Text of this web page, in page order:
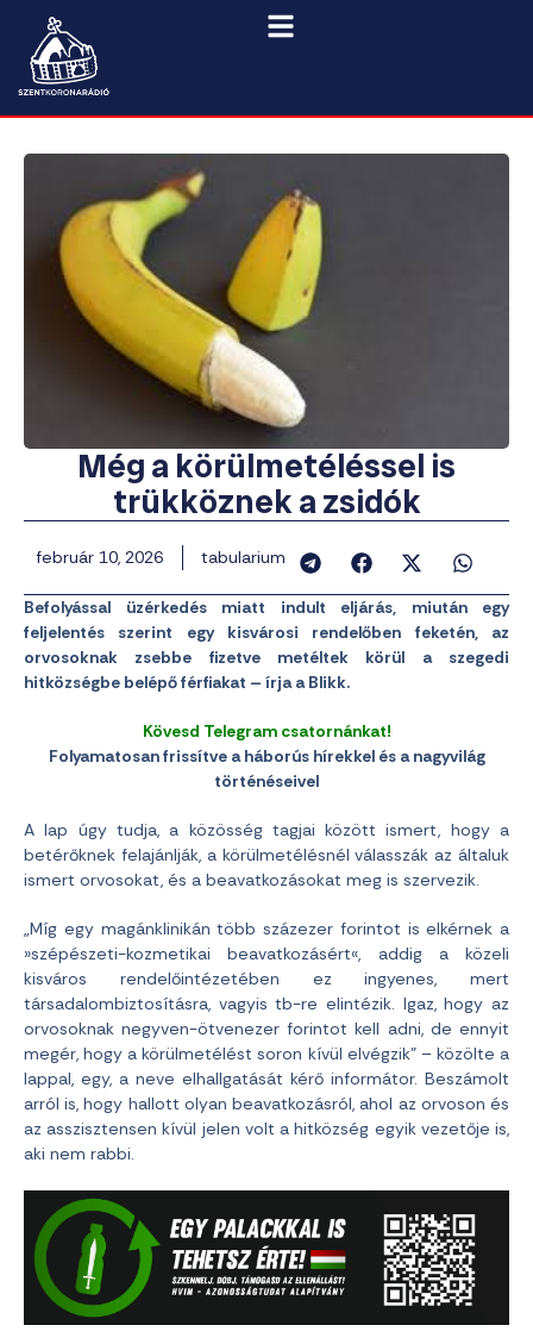
Még a körülmetéléssel is
trükköznek a zsidók
február 10, 2026 tabularium
Befolyással üzérkedés miatt indult eljárás, miután egy
feljelentés szerint egy kisvárosi rendelőben feketén, az
orvosoknak zsebbe fizetve metéltek körül a szegedi
hitközségbe belépő férfiakat – írja a Blikk.
Kövesd Telegram csatornánkat!
Folyamatosan frissítve a háborús hírekkel és a nagyvilág
történéseivel
A lap úgy tudja, a közösség tagjai között ismert, hogy a
betérőknek felajánlják, a körülmetélésnél válasszák az általuk
ismert orvosokat, és a beavatkozásokat meg is szervezik.
„Míg egy magánklinikán több százezer forintot is elkérnek a
»szépészeti-kozmetikai beavatkozásért«, addig a közeli
kisváros rendelőintézetében ez ingyenes, mert
társadalombiztosításra, vagyis tb-re elintézik. Igaz, hogy az
orvosoknak negyven-ötvenezer forintot kell adni, de ennyit
megér, hogy a körülmetélést soron kívül elvégzik” – közölte a
lappal, egy, a neve elhallgatását kérő informátor. Beszámolt
arról is, hogy hallott olyan beavatkozásról, ahol az orvoson és
az asszisztensen kívül jelen volt a hitközség egyik vezetője is,
aki nem rabbi.